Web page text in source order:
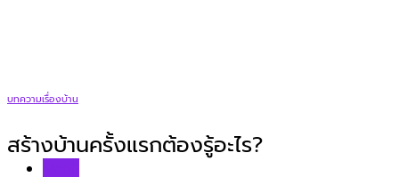
บทความเรื่องบ้าน
สร้างบ้านครั้งแรกต้องรู้อะไร?